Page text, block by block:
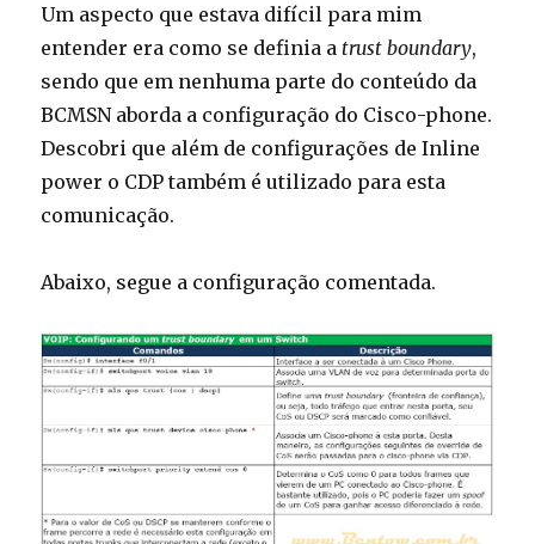
Um aspecto que estava difícil para mim
entender era como se definia a trust boundary,
sendo que em nenhuma parte do conteúdo da
BCMSN aborda a configuração do Cisco-phone.
Descobri que além de configurações de Inline
power o CDP também é utilizado para esta
comunicação.
Abaixo, segue a configuração comentada.